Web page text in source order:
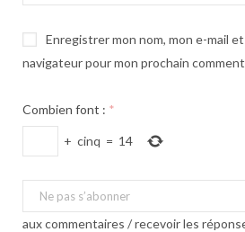
Enregistrer mon nom, mon e-mail
navigateur pour mon prochain
Combien font : *
+ cinq = 14
aux commentaires / recevoir les